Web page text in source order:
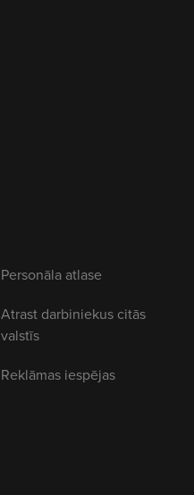
Personāla atlase
Atrast darbiniekus citās
valstīs
Reklāmas iespējas